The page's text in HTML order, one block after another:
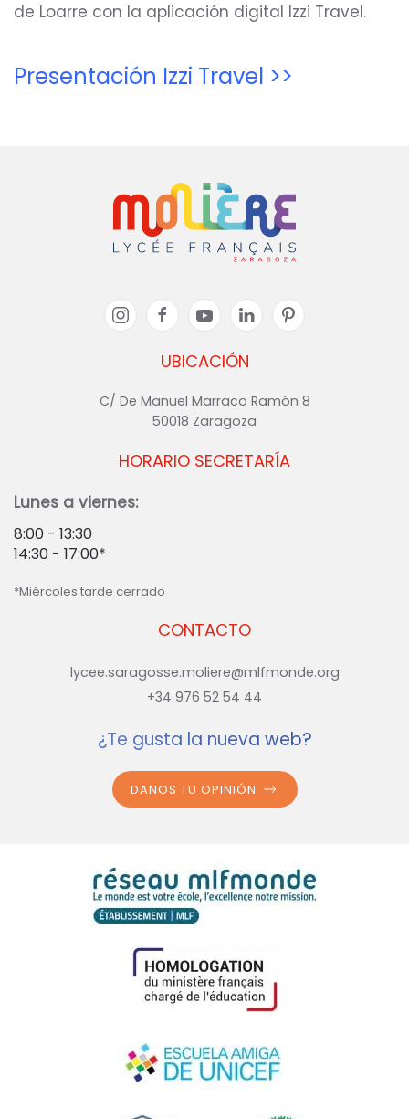
de Loarre con la aplicación digital Izzi Travel.
Presentación Izzi Travel >>
UBICACIÓN
C/ De Manuel Marraco Ramón 8
50018 Zaragoza
CONTACTO
lycee.saragosse.moliere@mlfmonde.org
+34 976 52 54 44
HORARIO SECRETARÍA
Lunes a viernes:
8:00 - 13:30
14:30 - 17:00*
*Miércoles tarde cerrado
¿Te gusta la nueva web?
DANOS TU OPINIÓN